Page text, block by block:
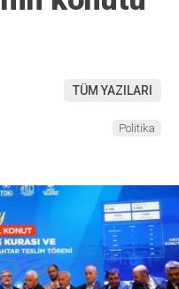
TÜM YAZILARI
Politika